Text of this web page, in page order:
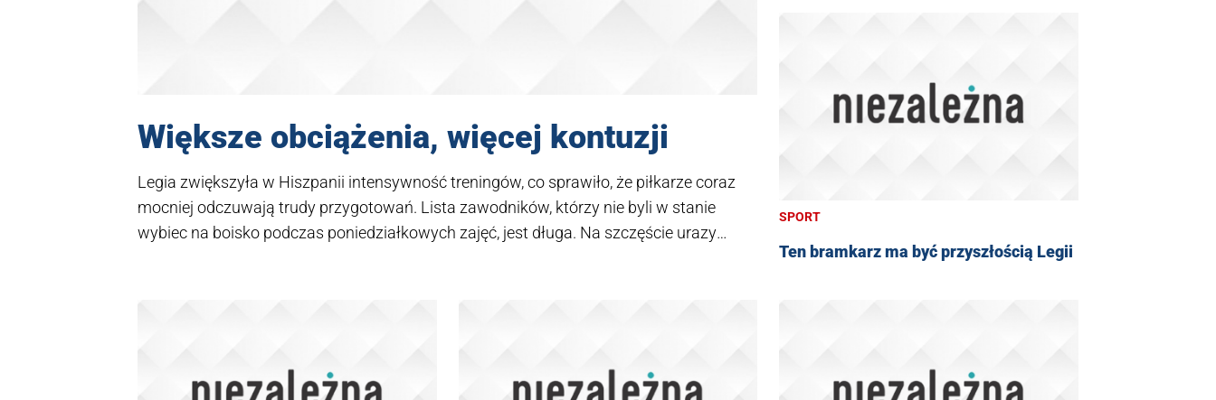
Większe obciążenia, więcej kontuzji
Legia zwiększyła w Hiszpanii intensywność treningów, co sprawiło, że piłkarze coraz
mocniej odczuwają trudy przygotowań. Lista zawodników, którzy nie byli w stanie
wybiec na boisko podczas poniedziałkowych zajęć, jest długa. Na szczęście urazy
SPORT
Ten bramkarz ma być przyszłością Legii